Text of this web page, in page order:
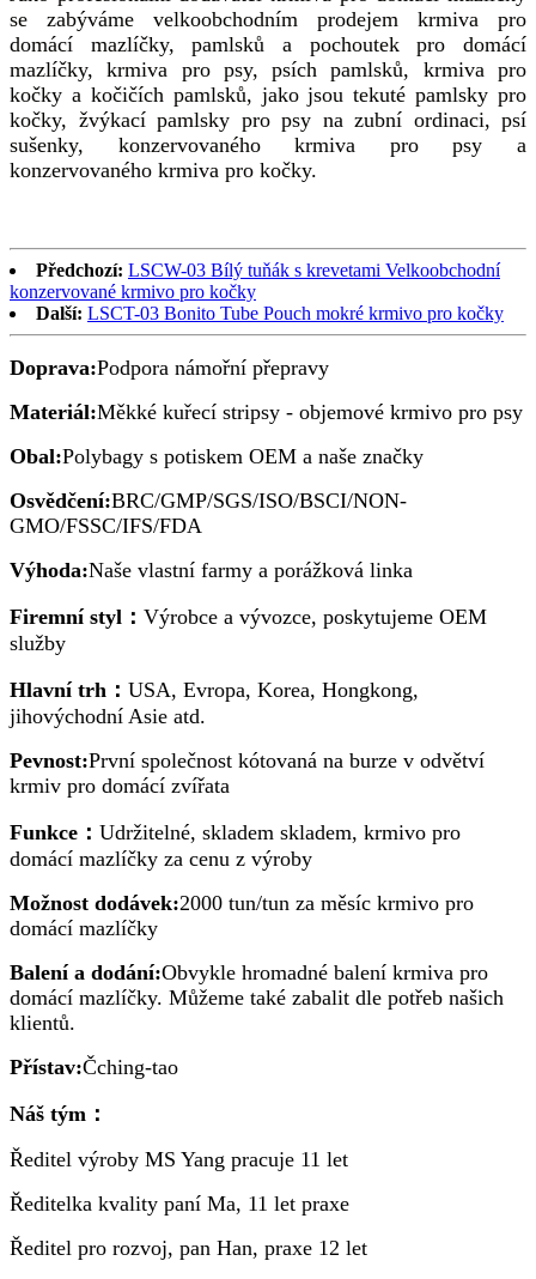
se zabýváme velkoobchodním prodejem krmiva pro
domácí mazlíčky, pamlsků a pochoutek pro domácí
mazlíčky, krmiva pro psy, psích pamlsků, krmiva pro
kočky a kočičích pamlsků, jako jsou tekuté pamlsky pro
kočky, žvýkací pamlsky pro psy na zubní ordinaci, psí
sušenky, konzervovaného krmiva pro psy a
konzervovaného krmiva pro kočky.
Předchozí: LSCW-03 Bílý tuňák s krevetami Velkoobchodní
konzervované krmivo pro kočky
Další: LSCT-03 Bonito Tube Pouch mokré krmivo pro kočky
Doprava:Podpora námořní přepravy
Materiál:Měkké kuřecí stripsy - objemové krmivo pro psy
Obal:Polybagy s potiskem OEM a naše značky
Osvědčení:BRC/GMP/SGS/ISO/BSCI/NON-
GMO/FSSC/IFS/FDA
Výhoda:Naše vlastní farmy a porážková linka
Firemní styl： Výrobce a vývozce, poskytujeme OEM
služby
Hlavní trh： USA, Evropa, Korea, Hongkong,
jihovýchodní Asie atd.
Pevnost:První společnost kótovaná na burze v odvětví
krmiv pro domácí zvířata
Funkce： Udržitelné, skladem skladem, krmivo pro
domácí mazlíčky za cenu z výroby
Možnost dodávek:2000 tun/tun za měsíc krmivo pro
domácí mazlíčky
Balení a dodání:Obvykle hromadné balení krmiva pro
domácí mazlíčky. Můžeme také zabalit dle potřeb našich
klientů.
Přístav:Čching-tao
Náš tým：
Ředitel výroby MS Yang pracuje 11 let
Ředitelka kvality paní Ma, 11 let praxe
Ředitel pro rozvoj, pan Han, praxe 12 let